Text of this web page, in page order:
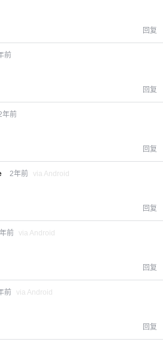
回复
前
回复
年前
回复
2年前 via Android
回复
前 via Android
回复
前 via Android
回复